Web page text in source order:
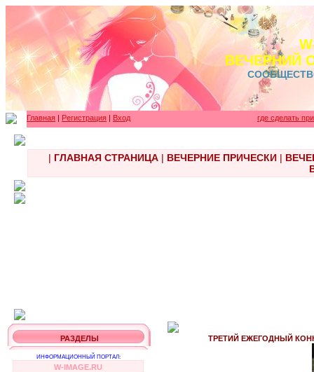
ВЕЧЕРНИЙ
Главная | Регистрация | Вход где сделать
| ГЛАВНАЯ СТРАНИЦА| ВЕЧЕРНИЕ ПРИЧЕСКИ|
РАЗДЕЛЫ
ИНФОРМАЦИОННЫЙ ПОРТАЛ:
W-IMAGE.RU
ТРЕТИЙ ЕЖЕГОДНЫЙ